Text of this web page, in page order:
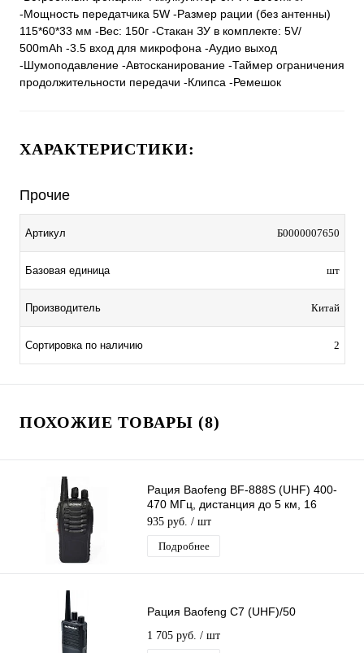
-Мощность передатчика 5W -Размер рации (без антенны)
115*60*33 мм -Вес: 150г -Стакан ЗУ в комплекте: 5V/
500mAh -3.5 вход для микрофона -Аудио выход
-Шумоподавление -Автосканирование -Таймер ограничения
продолжительности передачи -Клипса -Ремешок
ХАРАКТЕРИСТИКИ:
Прочие
Артикул Б0000007650
Базовая единица шт
Производитель Китай
Сортировка по наличию 2
ПОХОЖИЕ ТОВАРЫ (8)
Рация Baofeng BF-888S (UHF) 400-
470 МГц, дистанция до 5 км, 16
каналов, таймер, фонарик
935 руб. / шт
Подробнее
Рация Baofeng C7 (UHF)/50
1 705 руб. / шт